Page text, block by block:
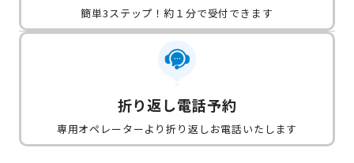
簡単3ステップ！約１分で受付できます
折り返し電話予約
専用オペレーターより折り返しお電話いたします